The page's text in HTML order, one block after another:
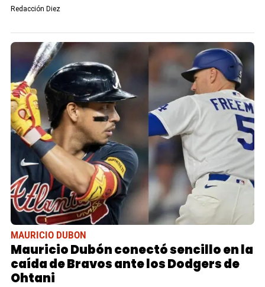
Redacción Diez
MAURICIO DUBON
Mauricio Dubón conectó sencillo en la
caída de Bravos ante los Dodgers de
Ohtani